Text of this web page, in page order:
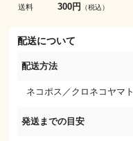
送料 300円 （税込）
配送について
配送方法
ネコポス／クロネコヤマト
発送までの目安